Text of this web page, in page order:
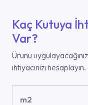
Kaç Kutuya
Var?
Ürünü
ihtiyacınızı hesaplayın.
m2